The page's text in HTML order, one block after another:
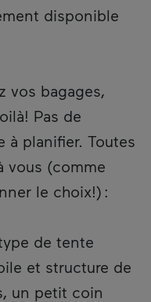
disponible
vos bagages,
Pas de
à planifier. Toutes
vous (comme
le choix!) :
de tente
et structure de
un petit coin